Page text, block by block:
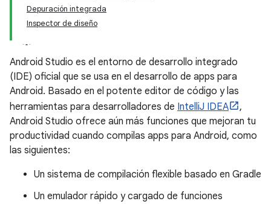
Depuración integrada
Inspector de diseño
Android Studio es el entorno de desarrollo integrado
(IDE) oficial que se usa en el desarrollo de apps para
Android. Basado en el potente editor de código y las
herramientas para desarrolladores de IntelliJ IDEA
,
Android Studio ofrece aún más funciones que mejoran tu
productividad cuando compilas apps para Android, como
las siguientes:
Un sistema de compilación flexible basado en Gradle
Un emulador rápido y cargado de funciones